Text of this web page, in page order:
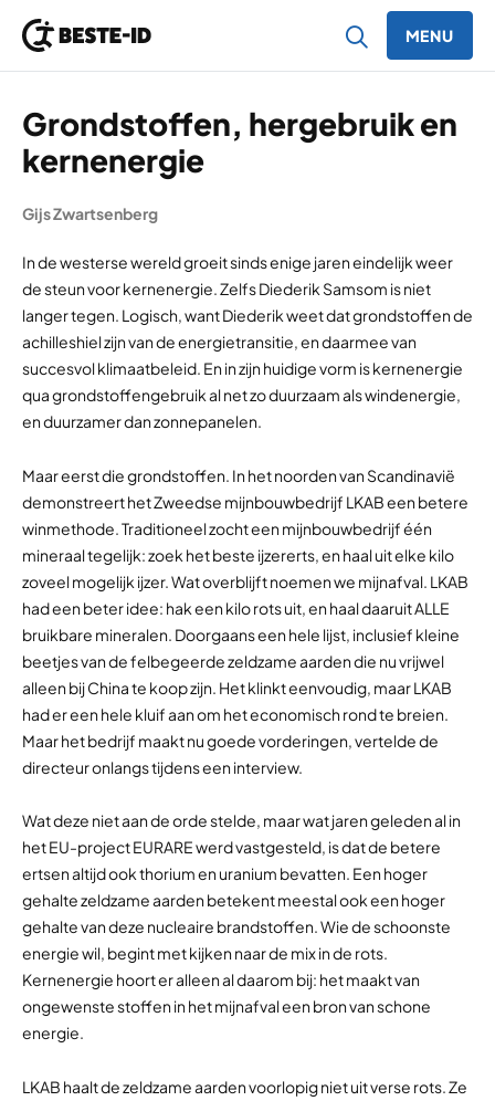
MENU
Grondstoffen, hergebruik en
kernenergie
Gijs Zwartsenberg
In de westerse wereld groeit sinds enige jaren eindelijk weer
de steun voor kernenergie. Zelfs Diederik Samsom is niet
langer tegen. Logisch, want Diederik weet dat grondstoffen de
achilleshiel zijn van de energietransitie, en daarmee van
succesvol klimaatbeleid. En in zijn huidige vorm is kernenergie
qua grondstoffengebruik al net zo duurzaam als windenergie,
en duurzamer dan zonnepanelen.
Maar eerst die grondstoffen. In het noorden van Scandinavië
demonstreert het Zweedse mijnbouwbedrijf LKAB een betere
winmethode. Traditioneel zocht een mijnbouwbedrijf één
mineraal tegelijk: zoek het beste ijzererts, en haal uit elke kilo
zoveel mogelijk ijzer. Wat overblijft noemen we mijnafval. LKAB
had een beter idee: hak een kilo rots uit, en haal daaruit ALLE
bruikbare mineralen. Doorgaans een hele lijst, inclusief kleine
beetjes van de felbegeerde zeldzame aarden die nu vrijwel
alleen bij China te koop zijn. Het klinkt eenvoudig, maar LKAB
had er een hele kluif aan om het economisch rond te breien.
Maar het bedrijf maakt nu goede vorderingen, vertelde de
directeur onlangs tijdens een interview.
Wat deze niet aan de orde stelde, maar wat jaren geleden al in
het EU-project EURARE werd vastgesteld, is dat de betere
ertsen altijd ook thorium en uranium bevatten. Een hoger
gehalte zeldzame aarden betekent meestal ook een hoger
gehalte van deze nucleaire brandstoffen. Wie de schoonste
energie wil, begint met kijken naar de mix in de rots.
Kernenergie hoort er alleen al daarom bij: het maakt van
ongewenste stoffen in het mijnafval een bron van schone
energie.
LKAB haalt de zeldzame aarden voorlopig niet uit verse rots. Ze